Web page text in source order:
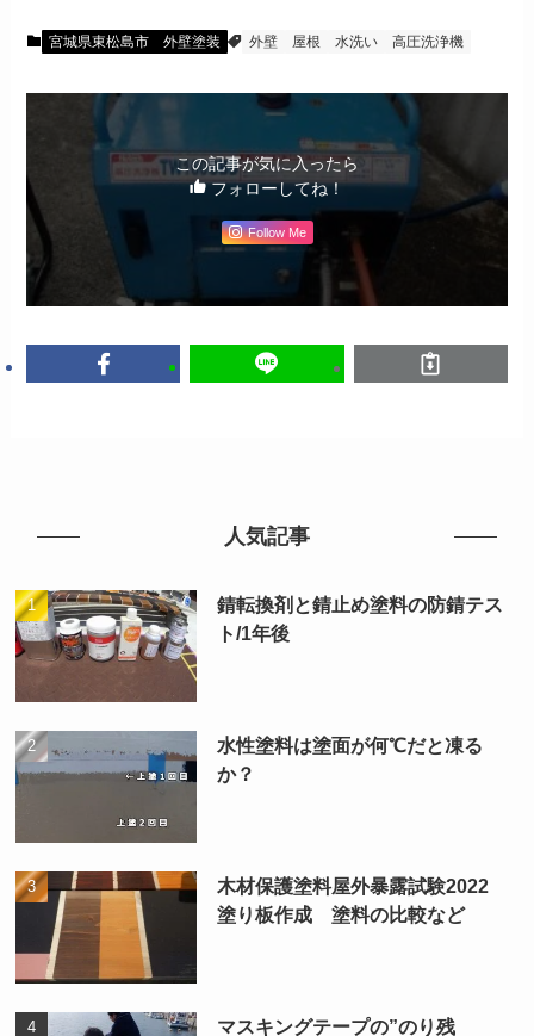
宮城県東松島市 外壁塗装 外壁 屋根 水洗い 高圧洗浄機
この記事が気に入ったら
フォローしてね！
Follow Me
人気記事
錆転換剤と錆止め塗料の防錆テス
ト/1年後
水性塗料は塗面が何℃だと凍る
か？
木材保護塗料屋外暴露試験2022
塗り板作成 塗料の比較など
マスキングテープの”のり残